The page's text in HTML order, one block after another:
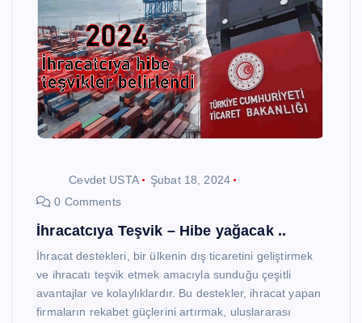
Cevdet USTA
Şubat 18, 2024
0 Comments
İhracatcıya Teşvik – Hibe yağacak ..
İhracat destekleri, bir ülkenin dış ticaretini geliştirmek
ve ihracatı teşvik etmek amacıyla sunduğu çeşitli
avantajlar ve kolaylıklardır. Bu destekler, ihracat yapan
firmaların rekabet güçlerini artırmak, uluslararası